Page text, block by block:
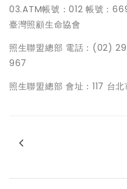
03.ATM帳號：012 帳號：
臺灣照顧生命協會
照生聯盟總部 電話：(02)
967
照生聯盟總部 會址：117 台